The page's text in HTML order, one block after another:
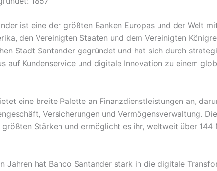
ist eine der größten Banken Europas und der Welt
den Vereinigten Staaten und dem Vereinigten
Stadt Santander gegründet und hat sich durch
auf Kundenservice und digitale Innovation zu einem
eine breite Palette an Finanzdienstleistungen an,
Versicherungen und Vermögensverwaltung.
größten Stärken und ermöglicht es ihr, weltweit über 144
Jahren hat Banco Santander stark in die digitale